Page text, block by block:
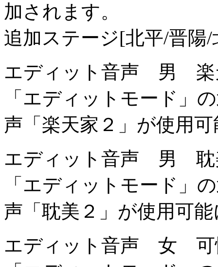
加されます。
追加ステージ[北平/晋陽
エディット音声 男 楽
「エディットモード」
声「楽天家２」が使用
エディット音声 男 耽
「エディットモード」
声「耽美２」が使用可
エディット音声 女 可